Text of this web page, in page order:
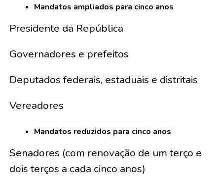
Mandatos ampliados para cinco anos
Presidente da República
Governadores e prefeitos
Deputados federais, estaduais e distritais
Vereadores
Mandatos reduzidos para cinco anos
Senadores (com renovação de um terço e
dois terços a cada cinco anos)